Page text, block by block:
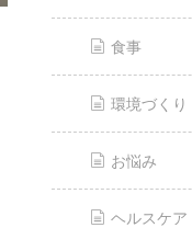
食事
環境づくり
お悩み
ヘルスケア